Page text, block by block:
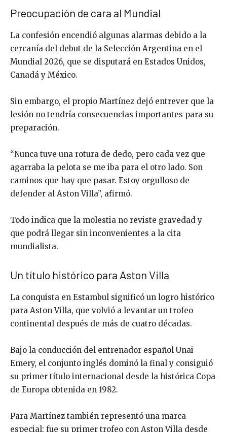
Preocupación de cara al Mundial
La confesión encendió algunas alarmas debido a la
cercanía del debut de la Selección Argentina en el
Mundial 2026, que se disputará en Estados Unidos,
Canadáy México.
Sin embargo, el propio Martínez dejó entrever que la
lesión no tendría consecuencias importantes para su
preparación.
“Nunca tuve una rotura de dedo, pero cada vez que
agarraba la pelota se me iba para el otro lado. Son
caminos que hay que pasar. Estoy orgulloso de
defender al Aston Villa”, afirmó.
Todo indica que la molestia no reviste gravedad y
que podrá llegar sin inconvenientes a la cita
mundialista.
Un título histórico para Aston Villa
La conquista en Estambul significó un logro histórico
para Aston Villa, que volvió a levantar un trofeo
continental después de más de cuatro décadas.
Bajo la conducción del entrenador español Unai
Emery, el conjunto inglés dominó la final y consiguió
su primer título internacional desde la histórica Copa
de Europa obtenida en 1982.
Para Martínez también representó una marca
especial: fue su primer trofeo con Aston Villa desde